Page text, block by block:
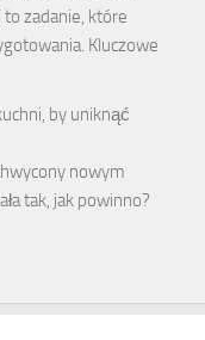
zadanie, które
Kluczowe
by uniknąć
nowym
tak, jak powinno?